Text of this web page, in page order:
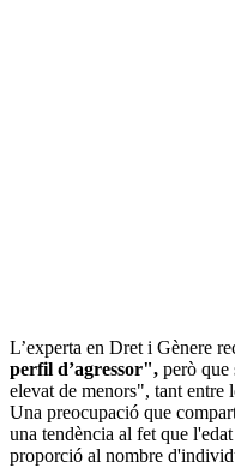
L’experta en Dret i Gènere
perfil d’agressor", però que
elevat de menors", tant entre
Una preocupació que
una tendència al fet que
proporció al nombre